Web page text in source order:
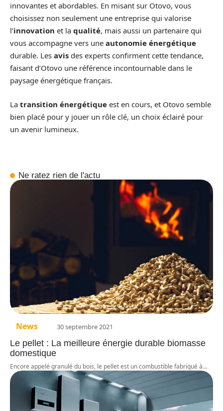
innovantes et abordables. En misant sur Otovo, vous
choisissez non seulement une entreprise qui valorise
l’innovation et la qualité, mais aussi un partenaire qui
vous accompagne vers une autonomie énergétique
durable. Les avis des experts confirment cette tendance,
faisant d’Otovo une référence incontournable dans le
paysage énergétique français.
La transition énergétique est en cours, et Otovo semble
bien placé pour y jouer un rôle clé, un choix éclairé pour
un avenir lumineux.
Ne ratez rien de l'actu
News 30 septembre 2021
Le pellet : La meilleure énergie durable biomasse
domestique
Encore appelé granulé du bois, le pellet est un combustible fabriqué à…